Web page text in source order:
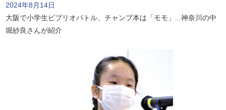
2024年8月14日
大阪で小学生ビブリオバトル、チャンプ本は「モモ」...神奈川の中
堀紗良さんが紹介